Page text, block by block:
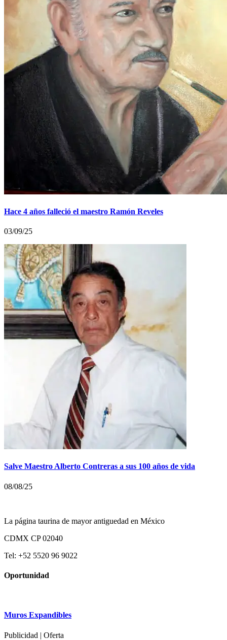
Hace 4 años falleció el maestro Ramón Reveles
03/09/25
Salve Maestro Alberto Contreras a sus 100 años de vida
08/08/25
La página taurina de mayor antiguedad en México
CDMX CP 02040
Tel: +52 5520 96 9022
Oportunidad
Muros Expandibles
Publicidad | Oferta